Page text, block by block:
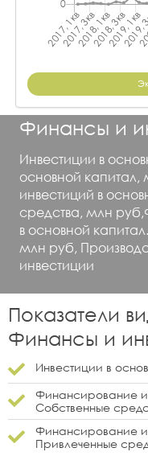
Финансы и
Инвестиции в
основной
инвестиций в
средства, млн
в основной
млн руб,
инвестиции
Показатели
Финансы и
Инвестиции в
Финансирование
Собственные
Финансирование
Привлеченные